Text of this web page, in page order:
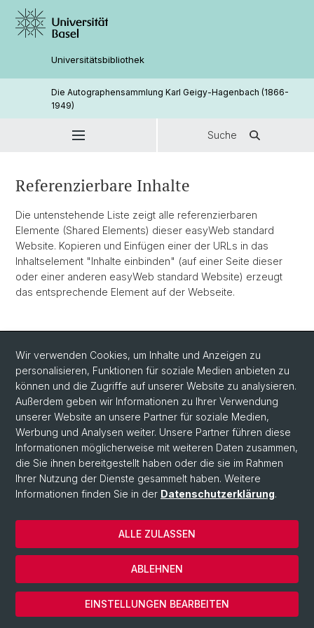
Universitätsbibliothek
Die Autographensammlung Karl Geigy-Hagenbach (1866-
1949)
Suche
Referenzierbare Inhalte
Die untenstehende Liste zeigt alle referenzierbaren
Elemente (Shared Elements) dieser easyWeb standard
Website. Kopieren und Einfügen einer der URLs in das
Inhaltselement "Inhalte einbinden" (auf einer Seite dieser
oder einer anderen easyWeb standard Website) erzeugt
das entsprechende Element auf der Webseite.
© Universität Basel
Wir verwenden Cookies, um Inhalte und Anzeigen zu
personalisieren, Funktionen für soziale Medien anbieten zu
können und die Zugriffe auf unserer Website zu analysieren.
Außerdem geben wir Informationen zu Ihrer Verwendung
unserer Website an unsere Partner für soziale Medien,
Werbung und Analysen weiter. Unsere Partner führen diese
Informationen möglicherweise mit weiteren Daten zusammen,
die Sie ihnen bereitgestellt haben oder die sie im Rahmen
Ihrer Nutzung der Dienste gesammelt haben. Weitere
Informationen finden Sie in der Datenschutzerklärung.
EINSTELLUNGEN BEARBEITEN
ABLEHNEN
ALLE ZULASSEN